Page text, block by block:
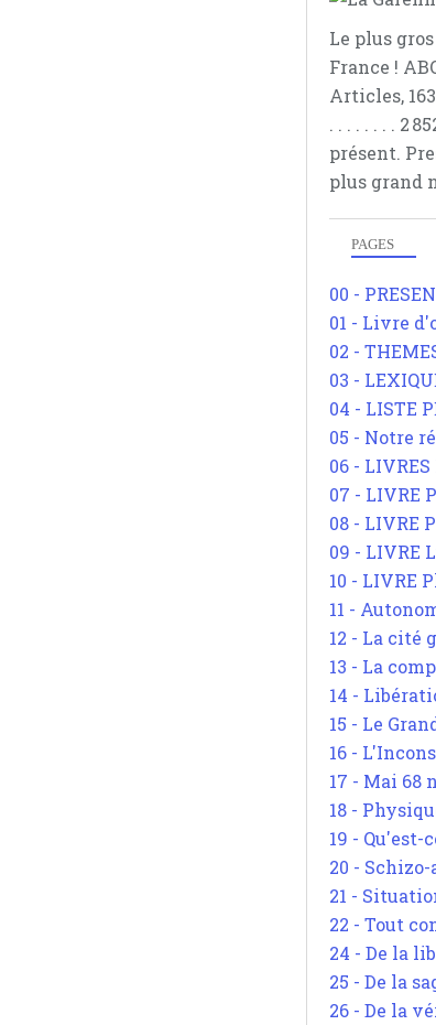
Le plus
France !
Articles,
. . . . . . . . 2
présent.
plus grand
PAGES
00 -
01 - Livre
02 -
03 -
04 - LISTE
05 - Notre
06 - LIVRES
07 - LIVRE
08 - LIVRE
09 - LIVRE
10 - LIVRE
11 -
12 - La cité
13 - La
14 -
15 - Le
16 -
17 - Mai 68
18 -
19 - Qu'est-
20 -
21 -
22 - Tout
24 - De la
25 - De la
26 - De la